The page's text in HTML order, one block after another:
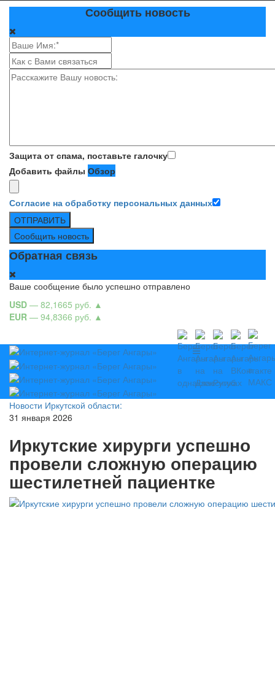
Сообщить новость
Защита от спама, поставьте галочку
Добавить файлы Обзор
Согласие на обработку персональных данных
ОТПРАВИТЬ
Сообщить новость
Обратная связь
Ваше сообщение было успешно отправлено
USD — 82,1665 руб. ▲
EUR — 94,8366 руб. ▲
Новости Иркутской области:
31 января 2026
Иркутские хирурги успешно
провели сложную операцию
шестилетней пациентке